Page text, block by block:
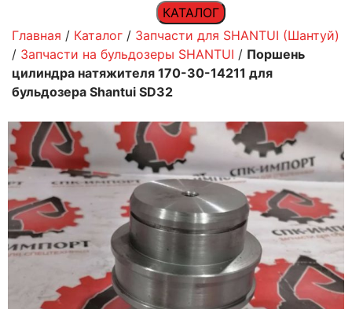
КАТАЛОГ
Главная / Каталог / Запчасти для SHANTUI (Шантуй)
/ Запчасти на бульдозеры SHANTUI / Поршень
цилиндра натяжителя 170-30-14211 для
бульдозера Shantui SD32